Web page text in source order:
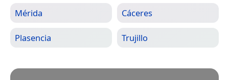
Mérida Cáceres
Plasencia Trujillo